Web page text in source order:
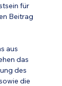
für
Beitrag
aus
das
des
die